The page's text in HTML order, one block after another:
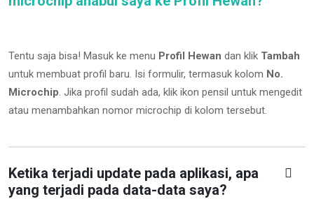
Tentu saja bisa! Masuk ke menu Profil Hewan dan klik Tambah
untuk membuat profil baru. Isi formulir, termasuk kolom No.
Microchip. Jika profil sudah ada, klik ikon pensil untuk mengedit
atau menambahkan nomor microchip di kolom tersebut.
Ketika terjadi update pada aplikasi, apa
yang terjadi pada data-data saya?